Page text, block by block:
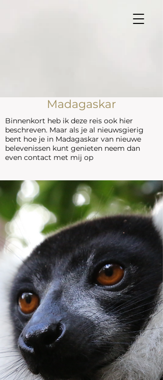
Madagaskar
Binnenkort heb ik deze reis ook hier
beschreven. Maar als je al nieuwsgierig
bent hoe je in Madagaskar van nieuwe
belevenissen kunt genieten neem dan
even contact met mij op